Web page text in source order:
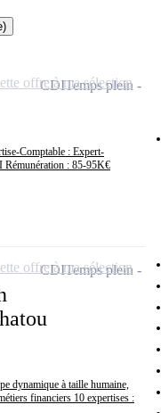
Comptable : Expert-
Rémunération : 85-95K€
CDITemps plein
offre à ma sélection
dynamique à taille humaine,
financiers 10 expertises :
CDITemps plein
offre à ma sélection